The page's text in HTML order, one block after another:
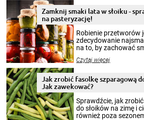
Zamknij smaki lata w słoiku -
na pasteryzację!
Robienie przetworów
zdecydowanie
na to, by zachować
krajobrazów, by
pełni poczuć
miesięcy.
smakowitą
patenty, które
przetworów.
Czytaj więcej
Jak zrobić fasolkę szparagową
Jak zawekować?
Sprawdźcie, jak
do słoików na zimę i
również poza